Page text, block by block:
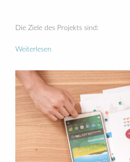
Die Ziele des Projekts sind:
Weiterlesen